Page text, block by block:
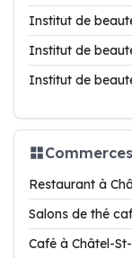
Institut de
Institut de
Institut de
Restaurant à
Salons de thé
Café à Châtel-